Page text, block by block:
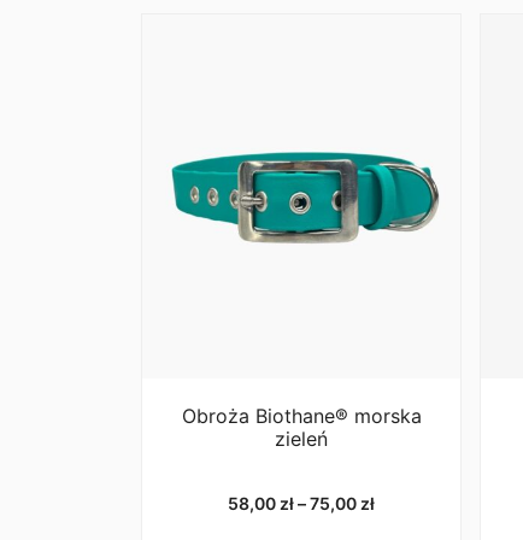
Obroża Biothane® morska
zieleń
58,00 zł–75,00 złZakres